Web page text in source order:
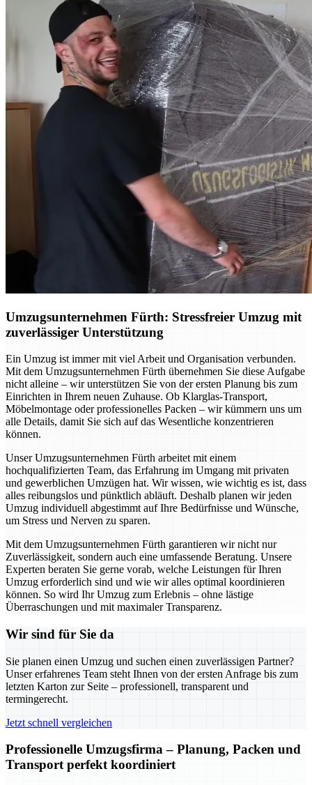
Umzugsunternehmen Fürth: Stressfreier Umzug mit
zuverlässiger Unterstützung
Ein Umzug ist immer mit viel Arbeit und Organisation verbunden.
Mit dem Umzugsunternehmen Fürth übernehmen Sie diese Aufgabe
nicht alleine – wir unterstützen Sie von der ersten Planung bis zum
Einrichten in Ihrem neuen Zuhause. Ob Klarglas-Transport,
Möbelmontage oder professionelles Packen – wir kümmern uns um
alle Details, damit Sie sich auf das Wesentliche konzentrieren
können.
Unser Umzugsunternehmen Fürth arbeitet mit einem
hochqualifizierten Team, das Erfahrung im Umgang mit privaten
und gewerblichen Umzügen hat. Wir wissen, wie wichtig es ist, dass
alles reibungslos und pünktlich abläuft. Deshalb planen wir jeden
Umzug individuell abgestimmt auf Ihre Bedürfnisse und Wünsche,
um Stress und Nerven zu sparen.
Mit dem Umzugsunternehmen Fürth garantieren wir nicht nur
Zuverlässigkeit, sondern auch eine umfassende Beratung. Unsere
Experten beraten Sie gerne vorab, welche Leistungen für Ihren
Umzug erforderlich sind und wie wir alles optimal koordinieren
können. So wird Ihr Umzug zum Erlebnis – ohne lästige
Überraschungen und mit maximaler Transparenz.
Wir sind für Sie da
Sie planen einen Umzug und suchen einen zuverlässigen Partner?
Unser erfahrenes Team steht Ihnen von der ersten Anfrage bis zum
letzten Karton zur Seite – professionell, transparent und
termingerecht.
Jetzt schnell vergleichen
Professionelle Umzugsfirma – Planung, Packen und
Transport perfekt koordiniert